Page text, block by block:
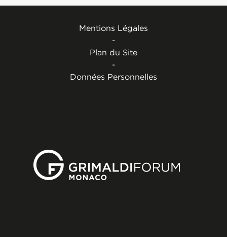
Mentions Légales
-
Plan du Site
-
Données Personnelles